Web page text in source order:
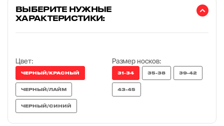
ВЫБЕРИТЕ НУЖНЫЕ
ХАРАКТЕРИСТИКИ:
Цвет:
ЧЕРНЫЙ/КРАСНЫЙ
ЧЕРНЫЙ/ЛАЙМ
ЧЕРНЫЙ/СИНИЙ
Размер носков:
31-34 35-38 39-42
43-45